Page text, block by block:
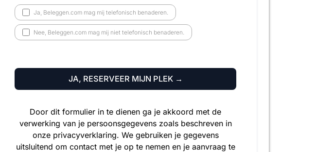
Ja, Beleggen.com mag mij telefonisch benaderen.
Nee, Beleggen.com mag mij niet telefonisch benaderen.
JA, RESERVEER MIJN PLEK →
Door dit formulier in te dienen ga je akkoord met de
verwerking van je persoonsgegevens zoals beschreven in
onze privacyverklaring. We gebruiken je gegevens
uitsluitend om contact met je op te nemen en je aanvraag te